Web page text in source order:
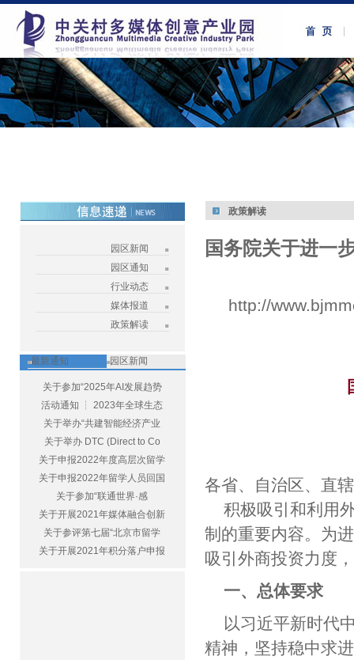
园区新闻
园区通知
行业动态
媒体报道
政策解读
最新通知 园区新闻
关于参加“2025年AI发展趋势
活动通知 ┆ 2023年全球生态
关于举办“共建智能经济产业
关于举办 DTC (Direct to Co
关于申报2022年度高层次留学
关于申报2022年留学人员回国
关于参加“联通世界·感
关于开展2021年媒体融合创新
关于参评第七届“北京市留学
关于开展2021年积分落户申报
政策解读
国务院关于进一
http://
各省、自治区、直
积极吸引和利用
制的重要内容。为
吸引外商投资力度
一、总体要求
以习近平新时代
精神，坚持稳中求